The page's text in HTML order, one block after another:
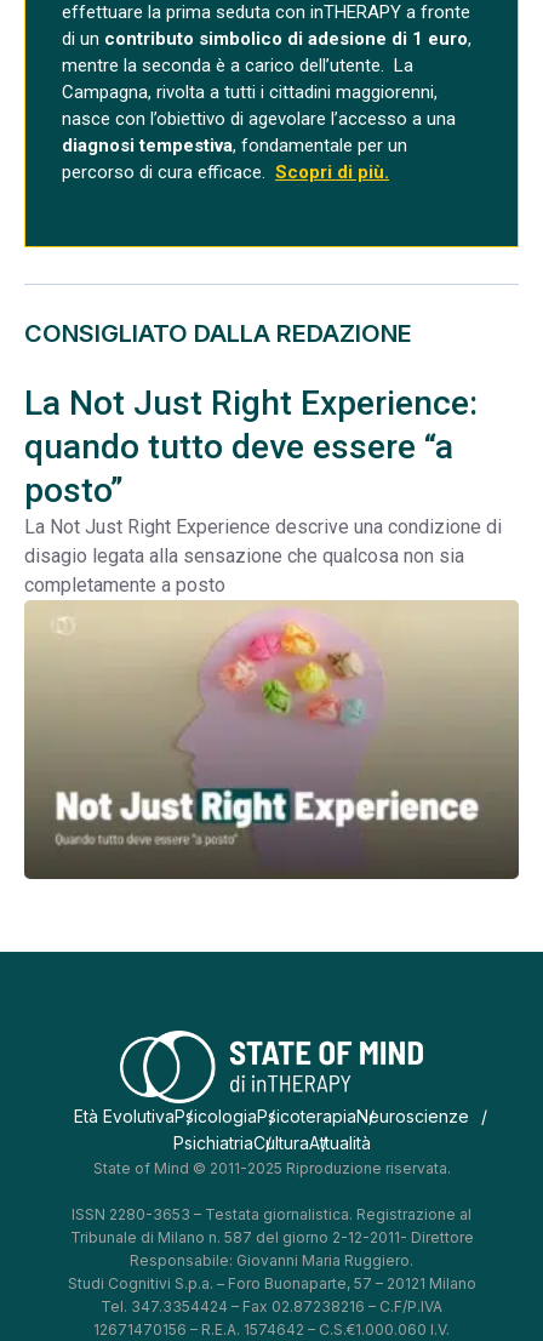
effettuare la prima seduta con inTHERAPY a fronte
di un contributo simbolico di adesione di 1 euro,
mentre la seconda è a carico dell’utente. La
Campagna, rivolta a tutti i cittadini maggiorenni,
nasce con l’obiettivo di agevolare l’accesso a una
diagnosi tempestiva, fondamentale per un
percorso di cura efficace. Scopri di più.
CONSIGLIATO DALLA REDAZIONE
La Not Just Right Experience:
quando tutto deve essere “a
posto”
La Not Just Right Experience descrive una condizione di
disagio legata alla sensazione che qualcosa non sia
completamente a posto
Età EvolutivaPsicologiaPsicoterapiaNeuroscienze
PsichiatriaCulturaAttualità
State of Mind © 2011-2025 Riproduzione riservata.
ISSN 2280-3653 – Testata giornalistica. Registrazione al
Tribunale di Milano n. 587 del giorno 2-12-2011- Direttore
Responsabile: Giovanni Maria Ruggiero.
Studi Cognitivi S.p.a. – Foro Buonaparte, 57 – 20121 Milano
Tel. 347.3354424 – Fax 02.87238216 – C.F/P.IVA
12671470156 – R.E.A. 1574642 – C.S.€1.000.060 I.V.